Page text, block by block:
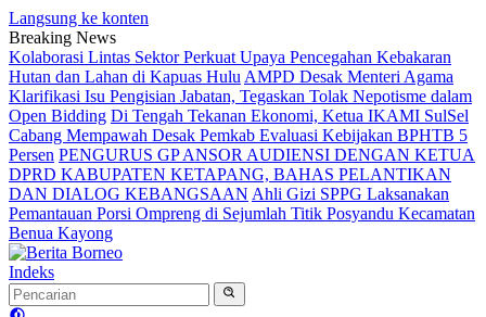
Langsung ke konten
Breaking News
Kolaborasi Lintas Sektor Perkuat Upaya Pencegahan Kebakaran
Hutan dan Lahan di Kapuas Hulu AMPD Desak Menteri Agama
Klarifikasi Isu Pengisian Jabatan, Tegaskan Tolak Nepotisme dalam
Open Bidding Di Tengah Tekanan Ekonomi, Ketua IKAMI SulSel
Cabang Mempawah Desak Pemkab Evaluasi Kebijakan BPHTB 5
Persen PENGURUS GP ANSOR AUDIENSI DENGAN KETUA
DPRD KABUPATEN KETAPANG, BAHAS PELANTIKAN
DAN DIALOG KEBANGSAAN Ahli Gizi SPPG Laksanakan
Pemantauan Porsi Ompreng di Sejumlah Titik Posyandu Kecamatan
Benua Kayong
Indeks